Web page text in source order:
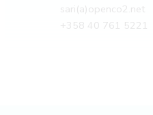
sari(a)openco2.net
+358 40 761 5221